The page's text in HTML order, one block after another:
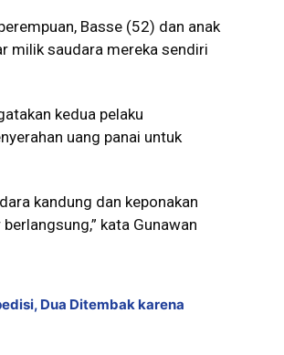
Basse (52) dan anak
milik saudara mereka sendiri
kedua pelaku
uang panai untuk
kandung dan keponakan
kata Gunawan
Dua Ditembak karena